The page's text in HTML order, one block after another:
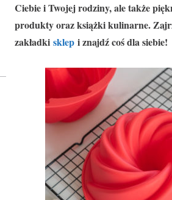
Ciebie i Twojej rodziny, ale także
produkty oraz książki kulinarne.
zakładki sklep i znajdź coś dla siebie!